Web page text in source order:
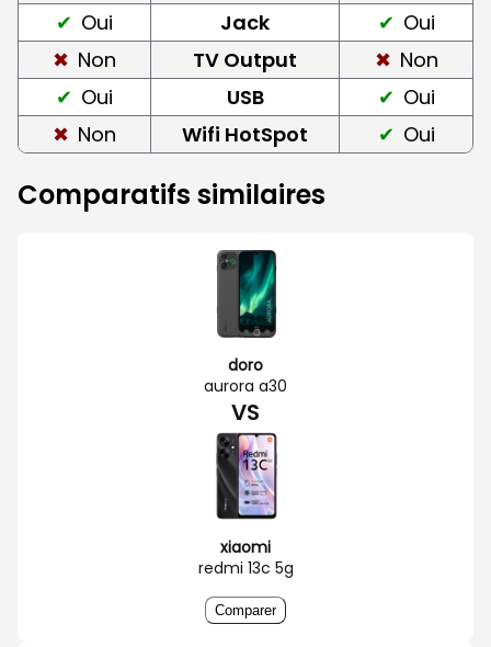
Oui
Jack
Oui
Non
TV Output
Non
Oui
USB
Oui
Non
Wifi HotSpot Oui
Comparatifs similaires
doro
aurora a30
VS
xiaomi
redmi 13c 5g
Comparer